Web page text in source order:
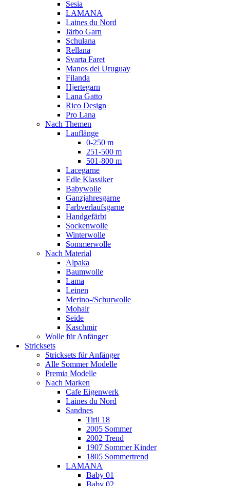
Sesia
LAMANA
Laines du Nord
Järbo Garn
Schulana
Rellana
Svarta Faret
Manos del Uruguay
Filanda
Hjertegarn
Lana Gatto
Rico Design
Pro Lana
Nach Themen
Lauflänge
0-250 m
251-500 m
501-800 m
Lacegarne
Edle Klassiker
Babywolle
Ganzjahresgarne
Farbverlaufsgarne
Handgefärbt
Sockenwolle
Winterwolle
Sommerwolle
Nach Material
Alpaka
Baumwolle
Lama
Leinen
Merino-/Schurwolle
Mohair
Seide
Kaschmir
Wolle für Anfänger
Stricksets
Stricksets für Anfänger
Alle Sommer Modelle
Premia Modelle
Nach Marken
Cafe Eigenwerk
Laines du Nord
Sandnes
Tiril 18
2005 Sommer
2002 Trend
1907 Sommer Kinder
1805 Sommertrend
LAMANA
Baby 01
Baby 02